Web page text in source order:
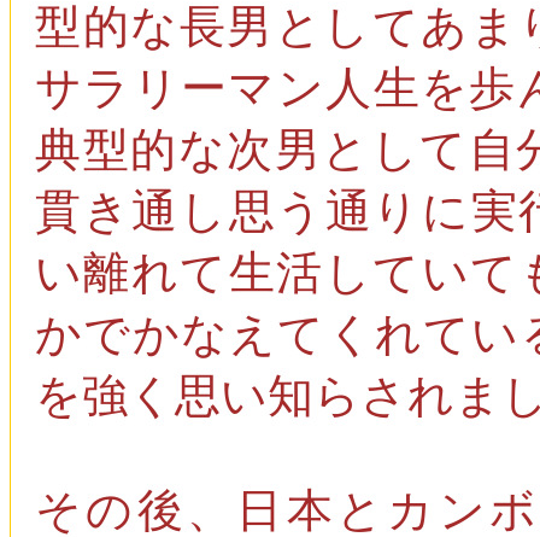
型的な長男としてあま
サラリーマン人生を歩
典型的な次男として自
貫き通し思う通りに実
い離れて生活してい
かでかなえてくれてい
を強く思い知らされま
その後、日本とカン